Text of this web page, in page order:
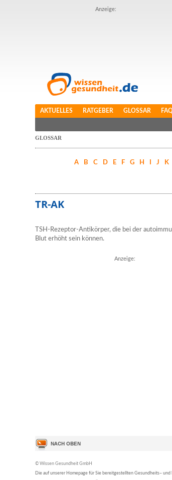
Anzeige:
AKTUELLES RATGEBER GLOSSAR
GLOSSAR
A B C D E F G H J K
TR-AK
TSH-Rezeptor-Antikörper, die bei der
Blut erhöht sein können.
Anzeige:
© Wissen Gesundheit GmbH
Die auf unserer Homepage für Sie bereitgestellten Gesundheits–